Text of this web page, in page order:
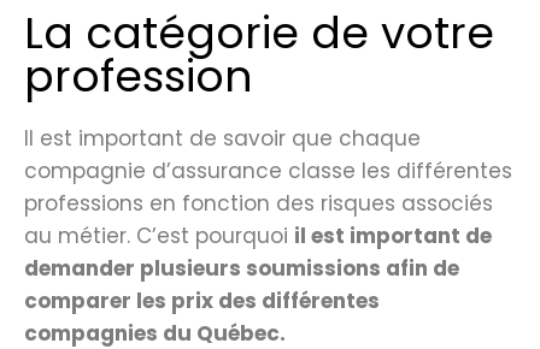
La catégorie de votre
profession
Il est important de savoir que chaque
compagnie d’assurance classe les différentes
professions en fonction des risques associés
au métier. C’est pourquoi il est important de
demander plusieurs soumissions afin de
comparer les prix des différentes
compagnies du Québec.